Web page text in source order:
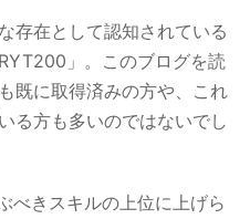
存在として認知されている
」。このブログを読
既に取得済みの方や、これ
る方も多いのではないでし
べきスキルの上位に上げら